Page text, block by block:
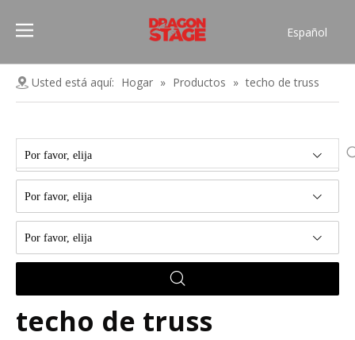
Español
Pусский
Français
English
Usted está aquí: Hogar » Productos » techo de truss
Por favor, elija
Por favor, elija
Por favor, elija
techo de truss